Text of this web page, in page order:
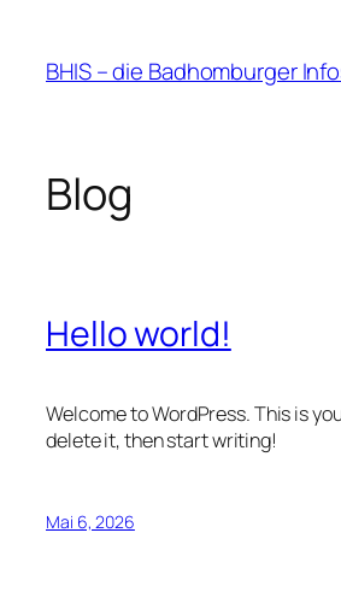
springen
BHIS – die Badhomburger
Blog
Hello world!
Welcome to WordPress. This is
delete it, then start writing!
Mai 6, 2026